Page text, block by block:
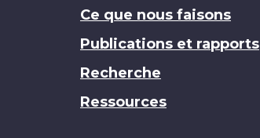
Ce que nous faisons
Publications et rapports
Recherche
Ressources